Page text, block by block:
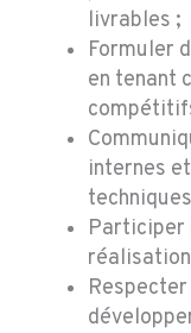
livrables ;
Formuler
en tenant
internes
Participer